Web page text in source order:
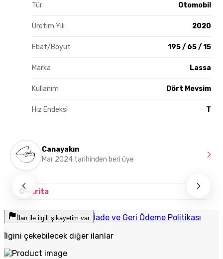
Tür Otomobil
Üretim Yılı 2020
Ebat/Boyut 195 / 65 / 15
Marka Lassa
Kullanım Dört Mevsim
Hız Endeksi T
Canayakın
Mar 2024 tarihinden beri üye
Harita
İlan ile ilgili şikayetim var İade ve Geri Ödeme Politikası
İlgini çekebilecek diğer ilanlar